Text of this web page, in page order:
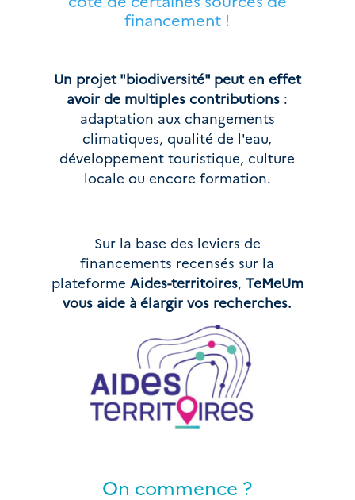
financement !
Un projet "biodiversité" peut en effet
avoir de multiples contributions :
adaptation aux changements
climatiques, qualité de l'eau,
développement touristique, culture
locale ou encore formation.
Sur la base des leviers de
financements recensés sur la
plateforme Aides-territoires, TeMeUm
vous aide à élargir vos recherches.
On commence ?